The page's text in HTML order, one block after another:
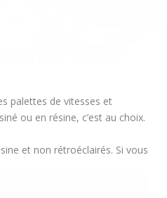
palettes de vitesses et
ou en résine, c’est au choix.
et non rétroéclairés. Si vous